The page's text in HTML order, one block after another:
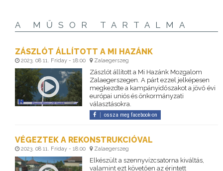
A MŰSOR TARTALMA
ZÁSZLÓT ÁLLÍTOTT A MI HAZÁNK
2023. 08 11. Friday - 18:00 Zalaegerszeg
Zászlót állított a Mi Hazánk Mozgalom
Zalaegerszegen. A párt ezzel jelképesen
megkezdte a kampányidőszakot a jövő évi
európai uniós és önkormányzati
választásokra.
ossza meg facebook-on
VÉGEZTEK A REKONSTRUKCIÓVAL
2023. 08 11. Friday - 18:00 Zalaegerszeg
Elkészült a szennyvízcsatorna kiváltás,
valamint ezt követően az érintett